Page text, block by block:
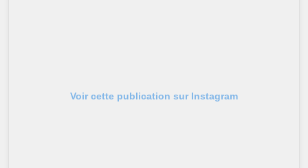
Voir cette publication sur Instagram